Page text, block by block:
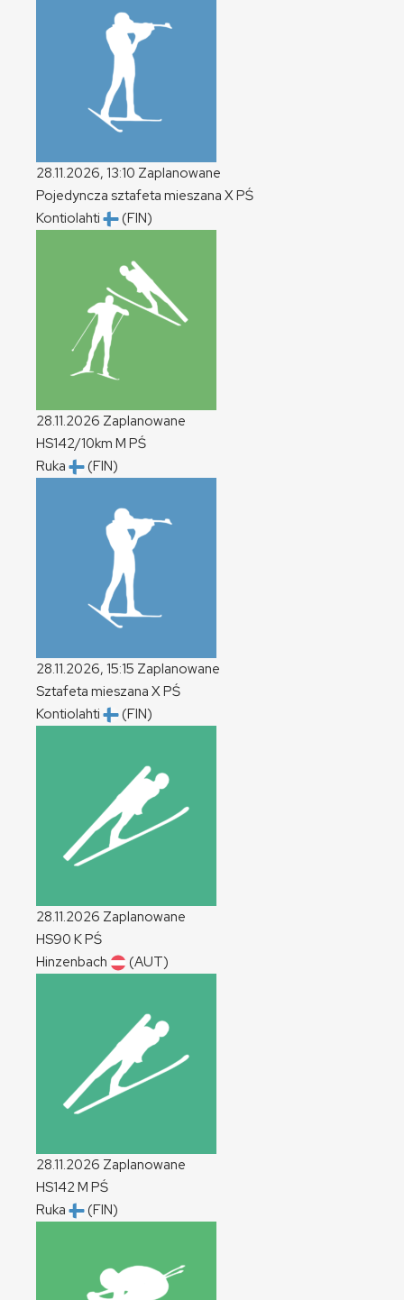
28.11.2026, 13:10 Zaplanowane
Pojedyncza sztafeta mieszana XPŚ
Kontiolahti
(FIN)
28.11.2026 Zaplanowane
HS142/10km M PŚ
Ruka
(FIN)
28.11.2026, 15:15 Zaplanowane
Sztafeta mieszana XPŚ
Kontiolahti
(FIN)
28.11.2026 Zaplanowane
HS90 KPŚ
Hinzenbach
(AUT)
28.11.2026 Zaplanowane
HS142M PŚ
Ruka
(FIN)